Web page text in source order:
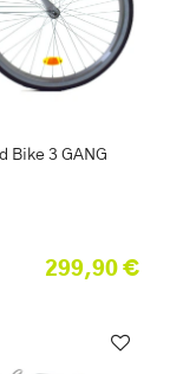
Bike 3 GANG
299,90 €